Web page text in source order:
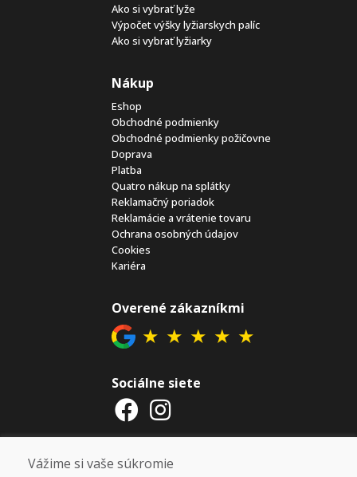
Ako si vybrať lyže
Výpočet výšky lyžiarskych palíc
Ako si vybrať lyžiarky
Nákup
Eshop
Obchodné podmienky
Obchodné podmienky požičovne
Doprava
Platba
Quatro nákup na splátky
Reklamačný poriadok
Reklamácie a vrátenie tovaru
Ochrana osobných údajov
Cookies
Kariéra
Overené zákazníkmi
★ ★ ★ ★ ★
Sociálne siete
Otváracie hodiny
Vážime si vaše súkromie